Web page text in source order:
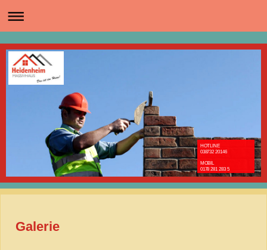
HOTLINE
038732 20146
MOBIL
0178 281 283 5
Galerie